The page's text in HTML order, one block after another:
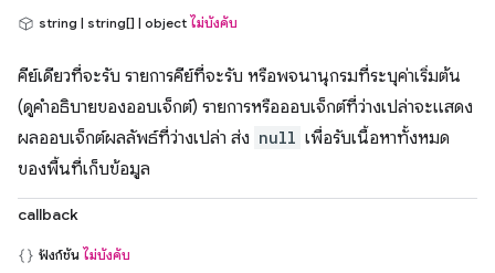
string | string[] | object ไม่บังคับ
คีย์เดียวที่จะรับ รายการคีย์ที่จะรับ หรือพจนานุกรมที่ระบุค่าเริ่มต้น
(ดูคำอธิบายของออบเจ็กต์) รายการหรือออบเจ็กต์ที่ว่างเปล่าจะแสดง
ผลออบเจ็กต์ผลลัพธ์ที่ว่างเปล่า ส่ง null เพื่อรับเนื้อหาทั้งหมด
ของพื้นที่เก็บข้อมูล
callback
ฟังก์ชัน ไม่บังคับ